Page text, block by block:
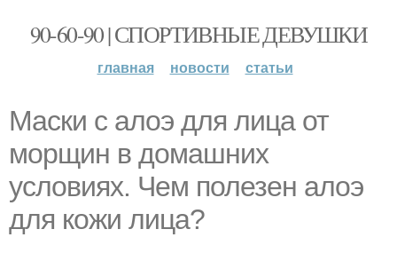
90-60-90 | СПОРТИВНЫЕ ДЕВУШКИ
главная новости статьи
Маски с алоэ для лица от
морщин в домашних
условиях. Чем полезен алоэ
для кожи лица?